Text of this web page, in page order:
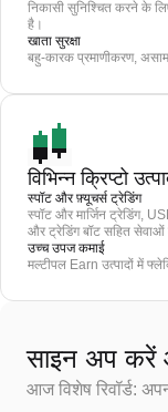
निकासी सुनिश्चित करने के
है।
खाता सुरक्षा
बहु-कारक प्रमाणीकरण,
विभिन्न क्रिप्टो
स्पॉट और फ़्यूचर्स ट्रेडिंग
स्पॉट और मार्जिन ट्रेडिंग,
और ट्रेडिंग बॉट सहित
उच्च उपज कमाई
मल्टीपल Earn उत्पादों में
साइन अप करें
आज विशेष रिवॉर्ड: